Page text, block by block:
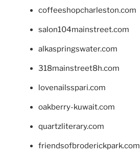
coffeeshopcharleston.com
salon104mainstreet.com
alkaspringswater.com
318mainstreet8h.com
lovenailsspari.com
oakberry-kuwait.com
quartzliterary.com
friendsofbroderickpark.com